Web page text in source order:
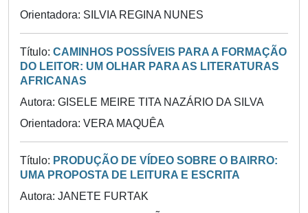
Orientadora: SILVIA REGINA NUNES
Título: CAMINHOS POSSÍVEIS PARA A FORMAÇÃO
DO LEITOR: UM OLHAR PARA AS LITERATURAS
AFRICANAS
Autora: GISELE MEIRE TITA NAZÁRIO DA SILVA
Orientadora: VERA MAQUÊA
Título: PRODUÇÃO DE VÍDEO SOBRE O BAIRRO:
UMA PROPOSTA DE LEITURA E ESCRITA
Autora: JANETE FURTAK